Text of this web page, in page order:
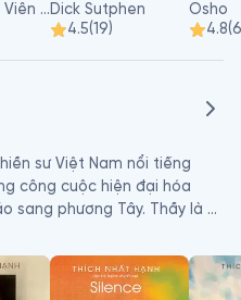
Hòa Thượng Viên Minh Dick Sutphen
4.5(19)
Osho
4.8(
sư Việt Nam nổi tiếng
công cuộc hiện đại hóa
sang phương Tây. Thầy là
thân” (Engaged
đạo Phật vào đời sống
kinh tế, chính trị, môi trường,